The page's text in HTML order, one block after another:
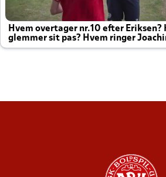
Hvem overtager nr.10 efter Eriksen?
glemmer sit pas? Hvem ringer
altid til efter kampe?